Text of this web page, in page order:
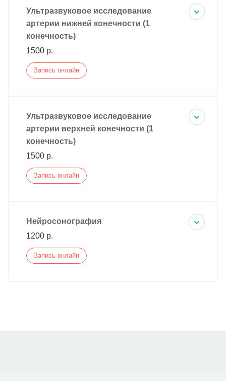
Ультразвуковое исследование
артерии нижней конечности (1
конечность)
1500 р.
Запись онлайн
Ультразвуковое исследование
артерии верхней конечности (1
конечность)
1500 р.
Запись онлайн
Нейросонография
1200 р.
Запись онлайн